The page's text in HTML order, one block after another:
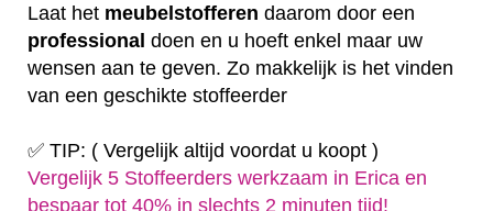
Laat het meubelstofferen daarom door een
professional doen en u hoeft enkel maar uw
wensen aan te geven. Zo makkelijk is het vinden
van een geschikte stoffeerder
✅ TIP: ( Vergelijk altijd voordat u koopt )
Vergelijk 5 Stoffeerders werkzaam in Erica en
bespaar tot 40% in slechts 2 minuten tijd!